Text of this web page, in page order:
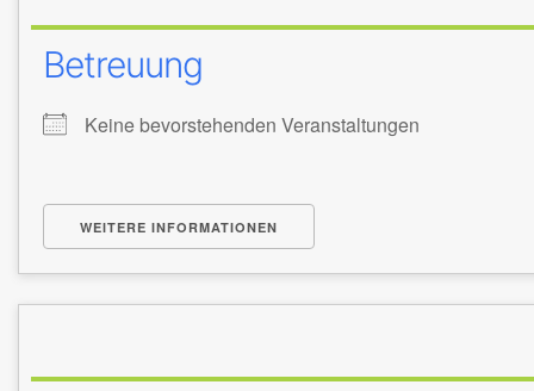
Betreuung
Keine bevorstehenden Veranstaltungen
WEITERE INFORMATIONEN